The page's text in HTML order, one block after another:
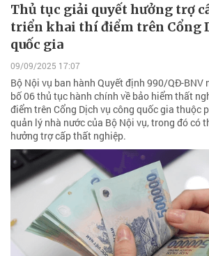
Thủ tục giải quyết hưởng trợ
triển khai thí điểm trên Cổng
quốc gia
09/09/2025 17:07
Bộ Nội vụ ban hành Quyết định 990/QĐ-
bố 06 thủ tục hành chính về bảo hiểm thất
điểm trên Cổng Dịch vụ công quốc gia thuộc
quản lý nhà nước của Bộ Nội vụ, trong đó có
hưởng trợ cấp thất nghiệp.